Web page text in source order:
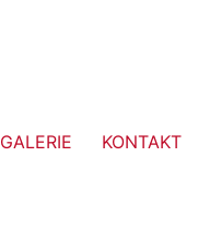
GALERIE KONTAKT